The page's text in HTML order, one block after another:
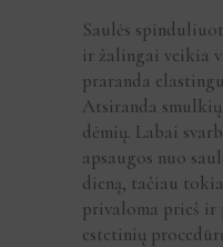
Saulės
ir žalingai veikia
praranda
Atsiranda
dėmių. Labai
apsaugos nuo
dieną, tačiau
privaloma prieš ir
estetinių